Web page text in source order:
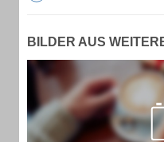
BILDER AUS